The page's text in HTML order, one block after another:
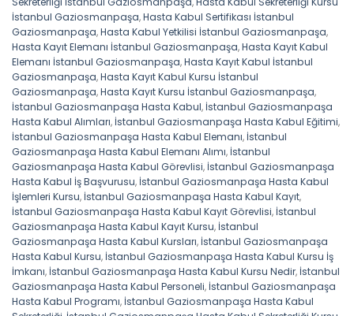
İstanbul Gaziosmanpaşa,Hasta Kabul Sertifikası İstanbul
Gaziosmanpaşa,Hasta Kabul Yetkilisi İstanbul Gaziosmanpaşa,
Hasta Kayıt Elemanı İstanbul Gaziosmanpaşa,Hasta Kayıt Kabul
Elemanı İstanbul Gaziosmanpaşa,Hasta Kayıt Kabul İstanbul
Gaziosmanpaşa,Hasta Kayıt Kabul Kursu İstanbul
Gaziosmanpaşa,Hasta Kayıt Kursu İstanbul Gaziosmanpaşa,
İstanbul Gaziosmanpaşa Hasta Kabul, İstanbul Gaziosmanpaşa
Hasta Kabul Alımları, İstanbul Gaziosmanpaşa Hasta Kabul Eğitimi,
İstanbul Gaziosmanpaşa Hasta Kabul Elemanı, İstanbul
Gaziosmanpaşa Hasta Kabul Elemanı Alımı, İstanbul
Gaziosmanpaşa Hasta Kabul Görevlisi, İstanbul Gaziosmanpaşa
Hasta Kabul İş Başvurusu, İstanbul Gaziosmanpaşa Hasta Kabul
İşlemleri Kursu, İstanbul Gaziosmanpaşa Hasta Kabul Kayıt,
İstanbul Gaziosmanpaşa Hasta Kabul Kayıt Görevlisi, İstanbul
Gaziosmanpaşa Hasta Kabul Kayıt Kursu, İstanbul
Gaziosmanpaşa Hasta Kabul Kursları, İstanbul Gaziosmanpaşa
Hasta Kabul Kursu, İstanbul Gaziosmanpaşa Hasta Kabul Kursu İş
İmkanı, İstanbul Gaziosmanpaşa Hasta Kabul Kursu Nedir, İstanbul
Gaziosmanpaşa Hasta Kabul Personeli, İstanbul Gaziosmanpaşa
Hasta Kabul Programı, İstanbul Gaziosmanpaşa Hasta Kabul